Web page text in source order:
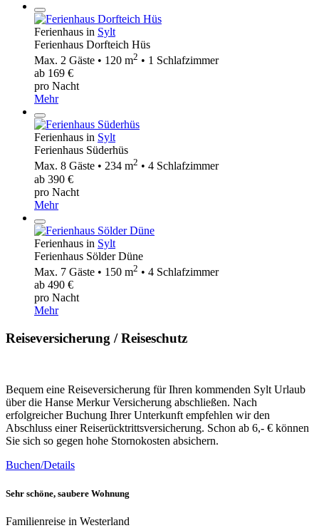
Ferienhaus in Sylt
Ferienhaus Dorfteich Hüs
Max. 2 Gäste • 120 m2 • 1 Schlafzimmer
ab 169 €
pro Nacht
Mehr
Ferienhaus in Sylt
Ferienhaus Süderhüs
Max. 8 Gäste • 234 m2 • 4 Schlafzimmer
ab 390 €
pro Nacht
Mehr
Ferienhaus in Sylt
Ferienhaus Sölder Düne
Max. 7 Gäste • 150 m2 • 4 Schlafzimmer
ab 490 €
pro Nacht
Mehr
Reiseversicherung / Reiseschutz
Bequem eine Reiseversicherung für Ihren kommenden Sylt Urlaub
über die Hanse Merkur Versicherung abschließen. Nach
erfolgreicher Buchung Ihrer Unterkunft empfehlen wir den
Abschluss einer Reiserücktrittsversicherung. Schon ab 6,- € können
Sie sich so gegen hohe Stornokosten absichern.
Buchen/Details
Sehr schöne, saubere Wohnung
Familienreise in Westerland